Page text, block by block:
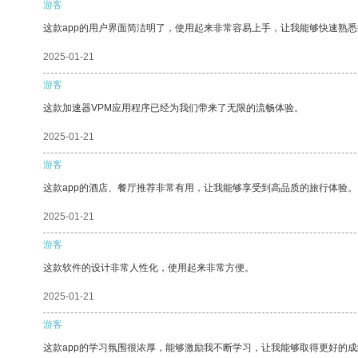
游客
这款app的用户界面简洁明了，使用起来非常容易上手，让我能够快速熟悉
2025-01-21
游客
这款加速器VPM应用程序已经为我们带来了无限的流畅体验。
2025-01-21
游客
这款app的酒店、餐厅推荐非常有用，让我能够享受到高品质的旅行体验。
2025-01-21
游客
这款软件的设计非常人性化，使用起来非常方便。
2025-01-21
游客
这款app的学习氛围很浓厚，能够激励我不断学习，让我能够取得更好的成